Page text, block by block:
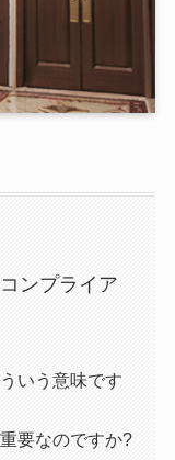
ンプライア
いう意味です
要なのですか?